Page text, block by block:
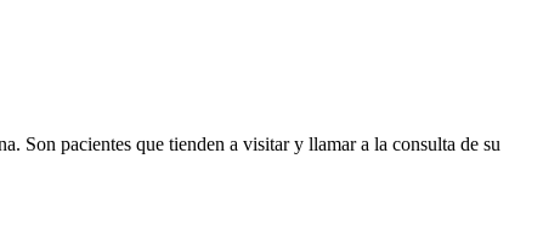
Son pacientes que tienden a visitar y llamar a la consulta de su